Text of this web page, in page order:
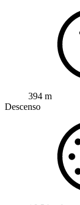
394 m
Descenso